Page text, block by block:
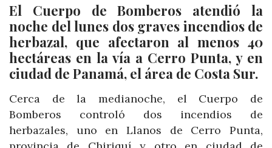
El Cuerpo de Bomberos atendió la
noche del lunes dos graves incendios de
herbazal, que afectaron al menos 40
hectáreas en la vía a Cerro Punta, y en
ciudad de Panamá, el área de Costa Sur.
Cerca de la medianoche, el Cuerpo de
Bomberos controló dos incendios de
herbazales, uno en Llanos de Cerro Punta,